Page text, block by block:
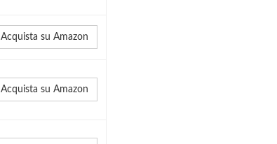
Acquista su Amazon
Acquista su Amazon